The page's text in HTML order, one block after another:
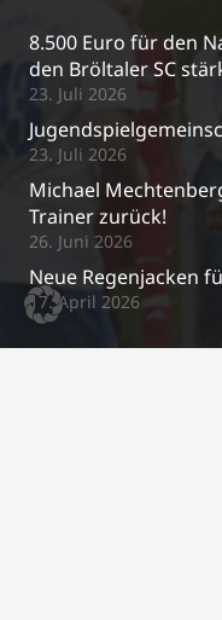
8.500 Euro für den
den Bröltaler SC
23. Juli 2026
23. Juli 2026
Michael
Trainer zurück!
26. Juni 2026
Neue Regenjacken
17. April 2026